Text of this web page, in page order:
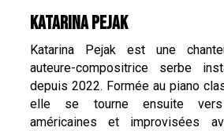
KATARINA PEJAK
Katarina Pejak est une
auteure-compositrice serbe
depuis 2022. Formée au piano
elle se tourne ensuite
américaines et improvisées